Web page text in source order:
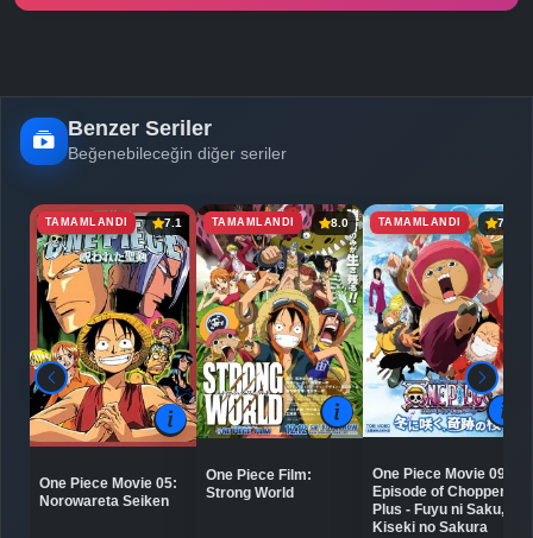
Benzer Seriler
Beğenebileceğin diğer seriler
TAMAMLANDI 7.1
One Piece Movie 05:
Norowareta Seiken
TAMAMLANDI 8.0
One Piece Film:
Strong World
TAMAMLANDI 7.4
One Piece Movie 09:
Episode of Chopper
Plus - Fuyu ni Saku,
Kiseki no Sakura